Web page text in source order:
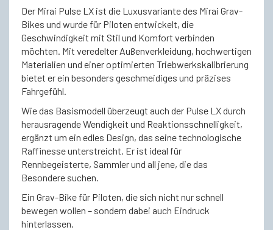
Der Mirai Pulse LX ist die Luxusvariante des Mirai Grav-
Bikes und wurde für Piloten entwickelt, die
Geschwindigkeit mit Stil und Komfort verbinden
möchten. Mit veredelter Außenverkleidung, hochwertigen
Materialien und einer optimierten Triebwerkskalibrierung
bietet er ein besonders geschmeidiges und präzises
Fahrgefühl.
Wie das Basismodell überzeugt auch der Pulse LX durch
herausragende Wendigkeit und Reaktionsschnelligkeit,
ergänzt um ein edles Design, das seine technologische
Raffinesse unterstreicht. Er ist ideal für
Rennbegeisterte, Sammler und all jene, die das
Besondere suchen.
Ein Grav-Bike für Piloten, die sich nicht nur schnell
bewegen wollen – sondern dabei auch Eindruck
hinterlassen.